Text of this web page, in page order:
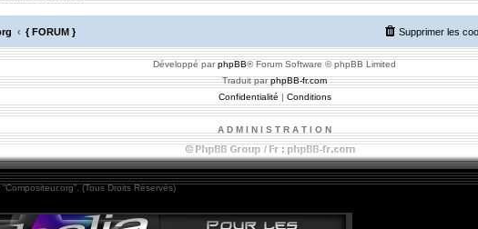
{ FORUM } Supprimer les
Développé parphpBB® Forum Software © phpBB Limited
Traduit parphpBB-fr.com
Confidentialité | Conditions
A D M I N I S T R A T I O N
(Tous Droits Réservés)